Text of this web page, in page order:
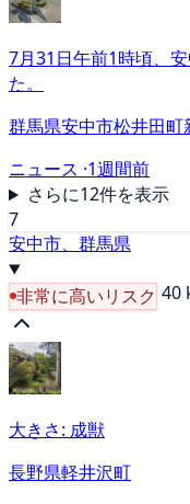
7月31日午前1時頃、
た。
群馬県安中市松井田町
ニュース ·1週間前
さらに12件を表示
7
安中市、群馬県
非常に高いリスク 40
大きさ: 成獣
長野県軽井沢町